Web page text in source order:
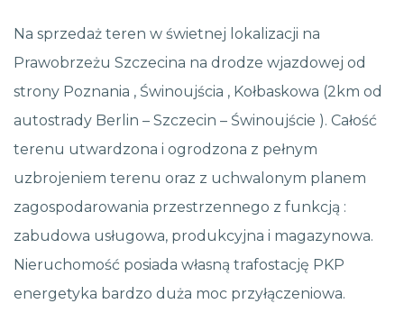
Na sprzedaż teren w świetnej lokalizacji na
Prawobrzeżu Szczecina na drodze wjazdowej od
strony Poznania , Świnoujścia , Kołbaskowa (2km od
autostrady Berlin – Szczecin – Świnoujście ). Całość
terenu utwardzona i ogrodzona z pełnym
uzbrojeniem terenu oraz z uchwalonym planem
zagospodarowania przestrzennego z funkcją :
zabudowa usługowa, produkcyjna i magazynowa.
Nieruchomość posiada własną trafostację PKP
energetyka bardzo duża moc przyłączeniowa.